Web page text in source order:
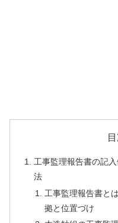
工事監理報告書の記
法
工事監理報告書と
拠と位置づけ